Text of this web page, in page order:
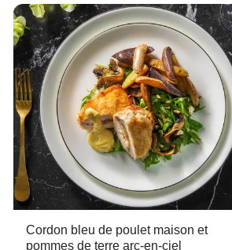
Cordon bleu de poulet maison et
pommes de terre arc-en-ciel